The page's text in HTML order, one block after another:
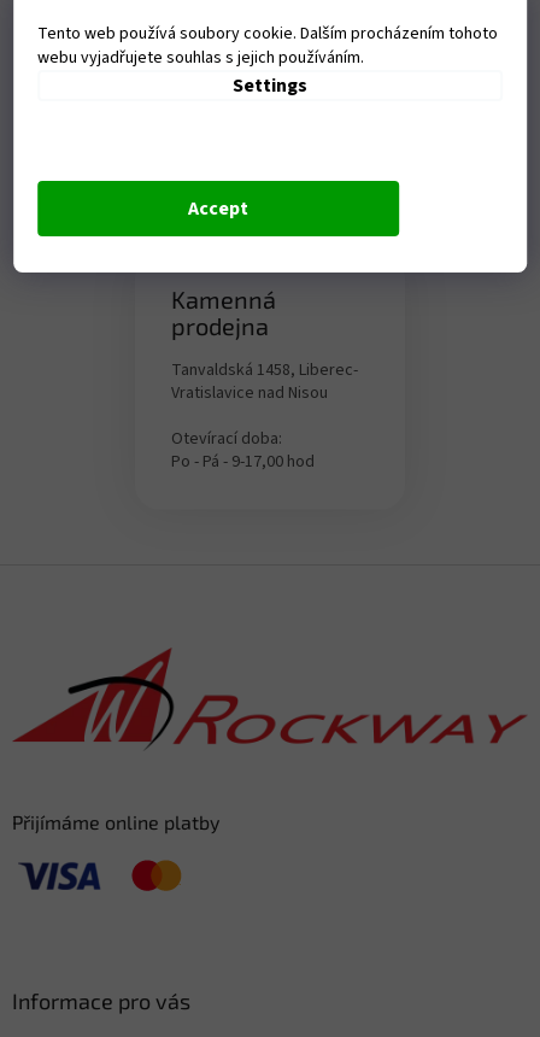
Tento web používá soubory cookie. Dalším procházením tohoto
webu vyjadřujete souhlas s jejich používáním.
Settings
Accept
Kamenná
prodejna
Tanvaldská 1458, Liberec-
Vratislavice nad Nisou
Otevírací doba:
Po - Pá - 9-17,00 hod
Přijímáme online platby
Informace pro vás